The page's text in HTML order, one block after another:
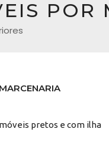
POR
MARCENARIA